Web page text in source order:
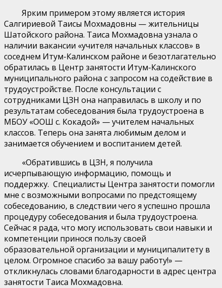
Ярким примером этому является история
Салгириевой Таисы Мохмадовны — жительницы
Шатойского района. Таиса Мохмадовна узнала о
наличии вакансии «учителя начальных классов» в
соседнем Итум-Калинском районе и безотлагательно
обратилась в Центр занятости Итум-Калинского
муниципального района с запросом на содействие в
трудоустройстве. После консультации с
сотрудниками ЦЗН она направилась в школу и по
результатам собеседования была трудоустроена в
МБОУ «ООШ с. Кокадой» — учителем начальных
классов. Теперь она занята любимым делом и
занимается обучением и воспитанием детей.
«Обратившись в ЦЗН, я получила
исчерпывающую информацию, помощь и
поддержку. Специалисты Центра занятости помогли
мне с возможными вопросами по предстоящему
собеседованию, в следствии чего я успешно прошла
процедуру собеседования и была трудоустроена.
Сейчас я рада, что могу использовать свои навыки и
компетенции принося пользу своей
образовательной организации и муниципалитету в
целом. Огромное спасибо за вашу работу!» —
откликнулась словами благодарности в адрес центра
занятости Таиса Мохмадовна.